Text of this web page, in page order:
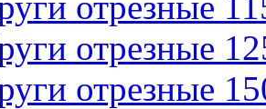
отрезные
отрезные